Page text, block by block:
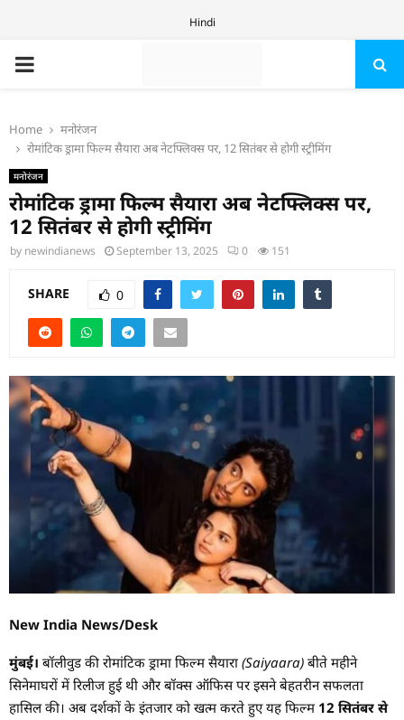
Hindi
PRIMARY
Home
मनोरंजन
रोमांटिक ड्रामा फिल्म सैयारा अब नेटफ्लिक्स पर, 12 सितंबर से होगी स्ट्रीमिंग
मनोरंजन
रोमांटिक ड्रामा फिल्म सैयारा अब नेटफ्लिक्स पर,
12 सितंबर से होगी स्ट्रीमिंग
by newindianews September 13, 2025 0 151
SHARE 0
New India News/Desk
मुंबई। बॉलीवुड की रोमांटिक ड्रामा फिल्मसैयारा (Saiyaara) बीते महीने
सिनेमाघरों में रिलीज हुई थी और बॉक्स ऑफिस पर इसने बेहतरीन सफलता
हासिल की। अब दर्शकों के इंतजार को खत्म करते हुए यह फिल्म 12 सितंबर से